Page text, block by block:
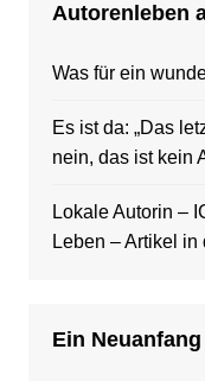
Autorenleben
Was für ein
Es ist da: „Das
nein, das ist kein
Lokale Autorin –
Leben – Artikel
Ein Neuanfang